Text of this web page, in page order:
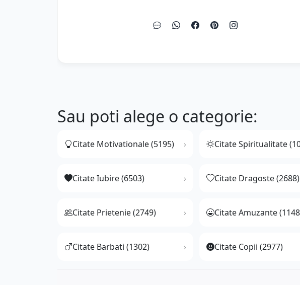
Sau poti alege o categorie:
Citate Motivationale (5195) Citate Spiritualitate
Citate Iubire (6503) Citate Dragoste (2688)
Citate Prietenie (2749) Citate Amuzante
Citate Barbati (1302) Citate Copii (2977)